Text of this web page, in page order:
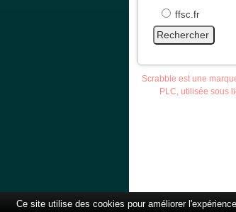
ffsc.fr
Scrabble est une
PLC, utilisée sous
Ce site utilise des cookies pour améliorer